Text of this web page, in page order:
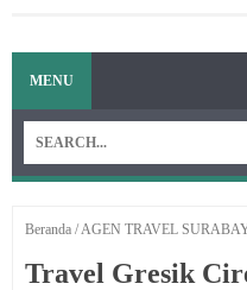
MENU
Beranda /AGEN TRAVEL
Travel Gresik